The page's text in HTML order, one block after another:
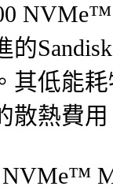
NVMe™
其低能
散熱費
NVMe™